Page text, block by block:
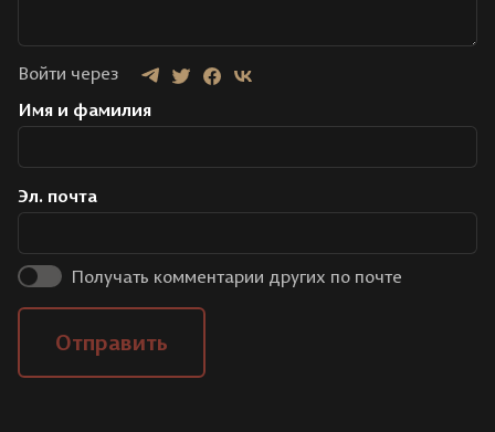
Войти через
Имя и фамилия
Эл. почта
Получать комментарии других по почте
Отправить